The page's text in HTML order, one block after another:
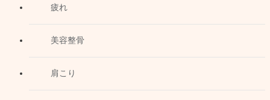
疲れ
美容整骨
肩こり